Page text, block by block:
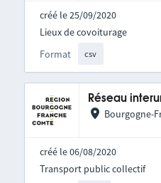
créé le 25/09/2020
Format csv
Lieux de covoiturage
Réseau
Bourgogne-
créé le 06/08/2020
Transport public collectif